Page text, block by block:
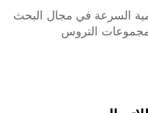
السرعة في مجال البحث
التروس